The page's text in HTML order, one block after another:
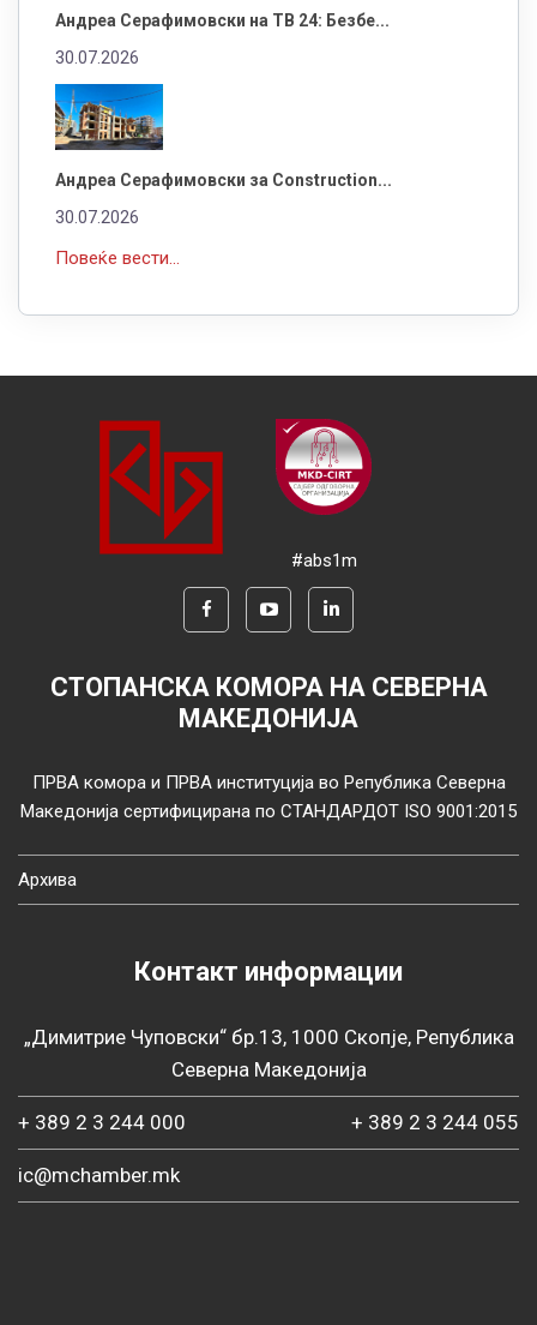
Андреа Серафимовски на ТВ 24: Безбе...
30.07.2026
Андреа Серафимовски за Construction...
30.07.2026
Повеќе вести...
#abs1m
СТОПАНСКА КОМОРА НА СЕВЕРНА
МАКЕДОНИЈА
ПРВА комора и ПРВА институција во Република Северна
Македонија сертифицирана по СТАНДАРДОТ ISO 9001:2015
Архива
Контакт информации
„Димитрие Чуповски“ бр.13, 1000 Скопје, Република
Северна Македонија
+ 389 2 3 244 000 + 389 2 3 244 055
ic@mchamber.mk